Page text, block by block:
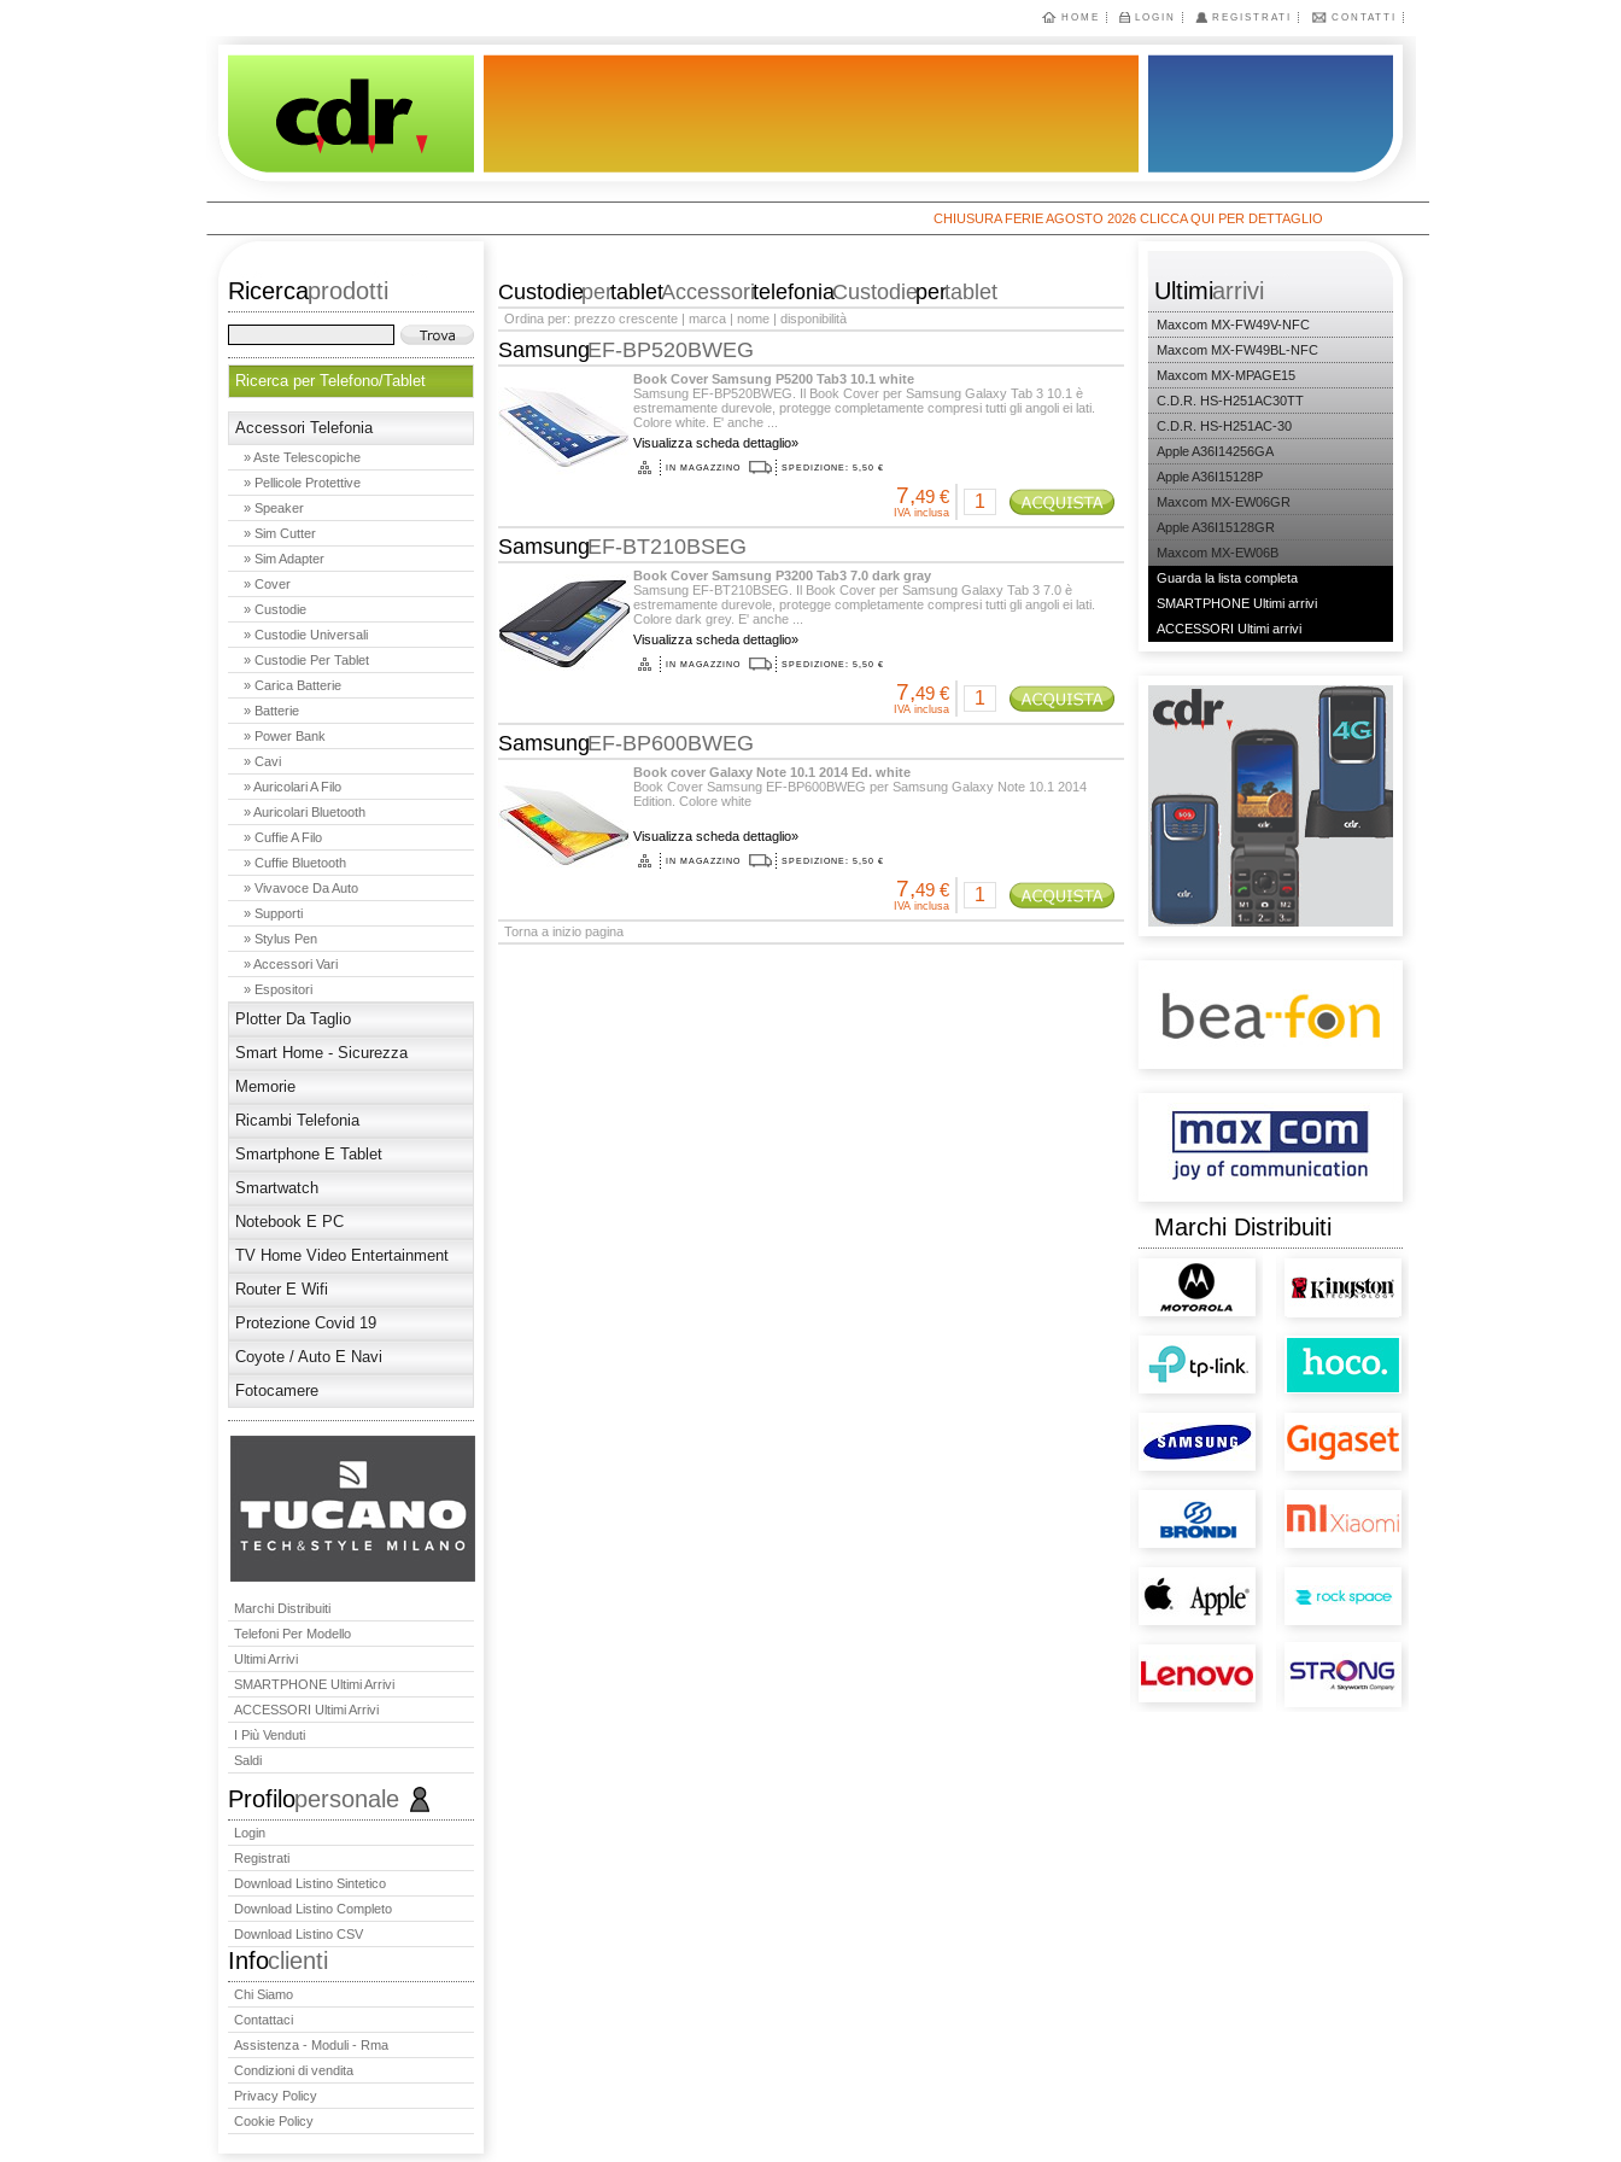
HOME LOGIN REGISTRATI CONTATTI
CHIUSURA FERIE AGOSTO 2026 CLICCA QUI PER DETTAGLIO
Ricercaprodotti
Ricerca per Telefono/Tablet
Accessori Telefonia
» Aste Telescopiche
» Pellicole Protettive
» Speaker
» Sim Cutter
» Sim Adapter
» Cover
» Custodie
» Custodie Universali
» Custodie Per Tablet
» Carica Batterie
» Batterie
» Power Bank
» Cavi
» Auricolari A Filo
» Auricolari Bluetooth
» Cuffie A Filo
» Cuffie Bluetooth
» Vivavoce Da Auto
» Supporti
» Stylus Pen
» Accessori Vari
» Espositori
Plotter Da Taglio
Smart Home - Sicurezza
Memorie
Ricambi Telefonia
Smartphone E Tablet
Smartwatch
Notebook E PC
TV Home Video Entertainment
Router E Wifi
Protezione Covid 19
Coyote / Auto E Navi
Fotocamere
Marchi Distribuiti
Telefoni Per Modello
Ultimi Arrivi
SMARTPHONE Ultimi Arrivi
ACCESSORI Ultimi Arrivi
I Più Venduti
Saldi
Profilopersonale
Login
Registrati
Download Listino Sintetico
Download Listino Completo
Download Listino CSV
Infoclienti
Chi Siamo
Contattaci
Assistenza - Moduli - Rma
Condizioni di vendita
Privacy Policy
Cookie Policy
CustodiepertabletAccessoritelefoniaCustodiepertablet
Ordina per: prezzo crescente| marca| nome| disponibilità
SamsungEF-BP520BWEG
Book Cover Samsung P5200 Tab3 10.1 white
Samsung EF-BP520BWEG. Il Book Cover per Samsung Galaxy Tab 3 10.1 è
estremamente durevole, protegge completamente compresi tutti gli angoli ei lati.
Colore white. E' anche ...
Visualizza scheda dettaglio»
IN MAGAZZINO SPEDIZIONE: 5,50 €
7,49 €
IVA inclusa
SamsungEF-BT210BSEG
Book Cover Samsung P3200 Tab3 7.0 dark gray
Samsung EF-BT210BSEG. Il Book Cover per Samsung Galaxy Tab 3 7.0 è
estremamente durevole, protegge completamente compresi tutti gli angoli ei lati.
Colore dark grey. E' anche ...
Visualizza scheda dettaglio»
IN MAGAZZINO SPEDIZIONE: 5,50 €
7,49 €
IVA inclusa
SamsungEF-BP600BWEG
Book cover Galaxy Note 10.1 2014 Ed. white
Book Cover Samsung EF-BP600BWEG per Samsung Galaxy Note 10.1 2014
Edition. Colore white
Visualizza scheda dettaglio»
IN MAGAZZINO SPEDIZIONE: 5,50 €
7,49 €
IVA inclusa
Torna a inizio pagina
Ultimiarrivi
Maxcom MX-FW49V-NFC
Maxcom MX-FW49BL-NFC
Maxcom MX-MPAGE15
C.D.R. HS-H251AC30TT
C.D.R. HS-H251AC-30
Apple A36I14256GA
Apple A36I15128P
Maxcom MX-EW06GR
Apple A36I15128GR
Maxcom MX-EW06B
Guarda la lista completa
SMARTPHONE Ultimi arrivi
ACCESSORI Ultimi arrivi
Marchi Distribuiti